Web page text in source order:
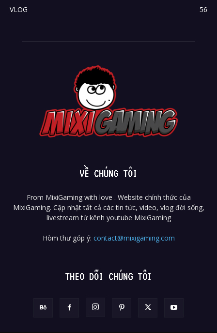
VLOG
56
VỀ CHÚNG TÔI
From MixiGaming with love . Website chính thức của
MixiGaming. Cập nhật tất cả các tin tức, video, vlog đời sống,
livestream từ kênh youtube MixiGaming
Hòm thư góp ý: contact@mixigaming.com
THEO DÕI CHÚNG TÔI